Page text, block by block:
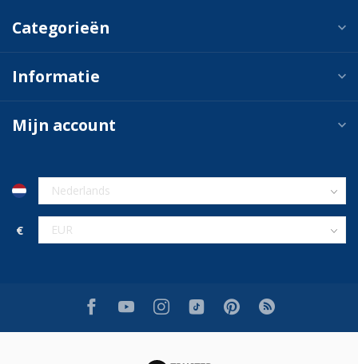
Categorieën
Informatie
Mijn account
€